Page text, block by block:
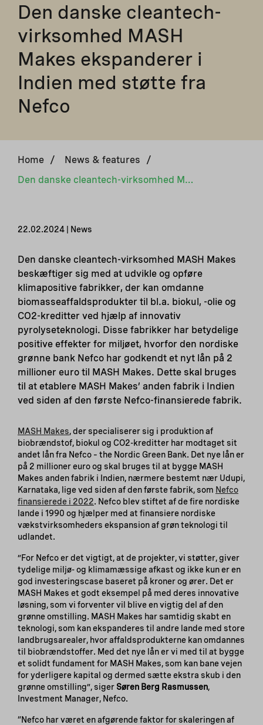
Den danske cleantech-
virksomhed MASH
Makes ekspanderer i
Indien med støtte fra
Nefco
Home / News & features
/
Den danske cleantech-virksomhed MASH Makes ekspanderer i Indien med støtte fra Nefco
22.02.2024 | News
Den danske cleantech-virksomhed MASH Makes
beskæftiger sig med at udvikle og opføre
klimapositive fabrikker, der kan omdanne
biomasseaffaldsprodukter til bl.a. biokul, -olie og
CO2-kreditter ved hjælp af innovativ
pyrolyseteknologi. Disse fabrikker har betydelige
positive effekter for miljøet, hvorfor den nordiske
grønne bank Nefco har godkendt et nyt lån på 2
millioner euro til MASH Makes. Dette skal bruges
til at etablere MASH Makes’ anden fabrik i Indien
ved siden af den første Nefco-finansierede fabrik.
MASH Makes, der specialiserer sig i produktion af
biobrændstof, biokul og CO2-kreditter har modtaget sit
andet lån fra Nefco – the Nordic Green Bank. Det nye lån er
på 2 millioner euro og skal bruges til at bygge MASH
Makes anden fabrik i Indien, nærmere bestemt nær Udupi,
Karnataka, lige ved siden af den første fabrik, som Nefco
finansierede i 2022. Nefco blev stiftet af de fire nordiske
lande i 1990 og hjælper med at finansiere nordiske
vækstvirksomheders ekspansion af grøn teknologi til
udlandet.
”For Nefco er det vigtigt, at de projekter, vi støtter, giver
tydelige miljø- og klimamæssige afkast og ikke kun er en
god investeringscase baseret på kroner og ører. Det er
MASH Makes et godt eksempel på med deres innovative
løsning, som vi forventer vil blive en vigtig del af den
grønne omstilling. MASH Makes har samtidig skabt en
teknologi, som kan ekspanderes til andre lande med store
landbrugsarealer, hvor affaldsprodukterne kan omdannes
til biobrændstoffer. Med det nye lån er vi med til at bygge
et solidt fundament for MASH Makes, som kan bane vejen
for yderligere kapital og dermed sætte ekstra skub i den
grønne omstilling”, siger Søren Berg Rasmussen,
Investment Manager, Nefco.
“Nefco har været en afgørende faktor for skaleringen af